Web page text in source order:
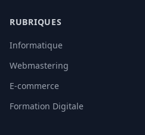
RUBRIQUES
Informatique
Webmastering
E-commerce
Formation Digitale